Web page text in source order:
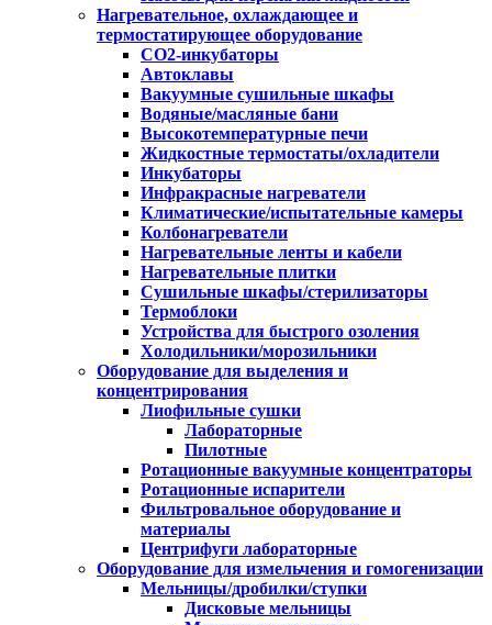
Нагревательное, охлаждающее и
термостатирующее оборудование
CO2-инкубаторы
Автоклавы
Вакуумные сушильные шкафы
Водяные/масляные бани
Высокотемпературные печи
Жидкостные термостаты/охладители
Инкубаторы
Инфракрасные нагреватели
Климатические/испытательные камеры
Колбонагреватели
Нагревательные ленты и кабели
Нагревательные плитки
Сушильные шкафы/стерилизаторы
Термоблоки
Устройства для быстрого озоления
Холодильники/морозильники
Оборудование для выделения и
концентрирования
Лиофильные сушки
Лабораторные
Пилотные
Ротационные вакуумные концентраторы
Ротационные испарители
Фильтровальное оборудование и
материалы
Центрифуги лабораторные
Оборудование для измельчения и гомогенизации
Мельницы/дробилки/ступки
Дисковые мельницы